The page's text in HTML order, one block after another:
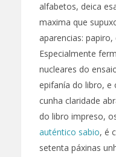
alfabetos, deica
maxima que
aparencias:
Especialmente
nucleares do
epifanía do libro, e
cunha claridade
do libro impreso,
auténtico sabio, é
setenta páxinas